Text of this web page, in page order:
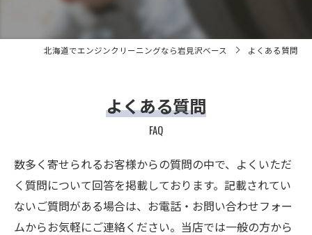
北海道でエンジンクリーニングなら岩見沢ベース よくある質問
よくある質問
FAQ
数多く寄せられるお客様からの質問の中で、よくいただ
く質問について回答を掲載しております。記載されてい
ないご質問がある場合は、お電話・お問い合わせフォー
ムからお気軽にご連絡ください。当店では一般の方から